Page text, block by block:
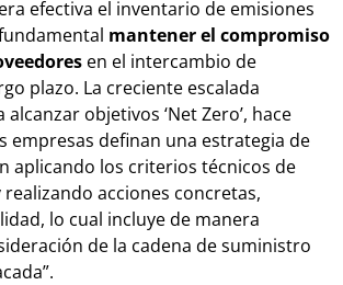
efectiva el inventario de emisiones
mantener el compromiso
en el intercambio de
plazo. La creciente escalada
objetivos ‘Net Zero’, hace
empresas definan una estrategia de
aplicando los criterios técnicos de
acciones concretas,
lo cual incluye de manera
de la cadena de suministro